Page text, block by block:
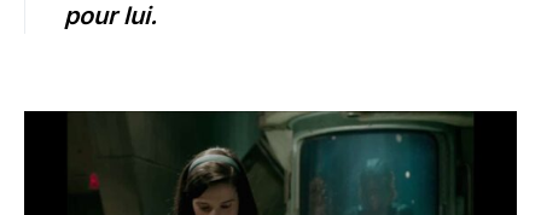
pour lui.